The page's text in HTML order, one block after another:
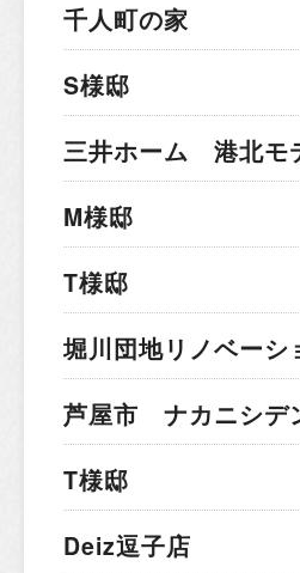
千人町の家
S様邸
三井ホーム 港北モ
M様邸
T様邸
堀川団地リノベーシ
芦屋市 ナカニシデ
T様邸
Deiz逗子店